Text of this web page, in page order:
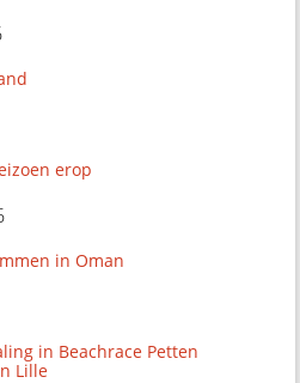
erop
in Oman
in Beachrace Petten
Lille